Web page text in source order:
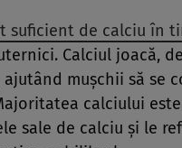
suficient de calciu în
Calciul joacă,
ajutând mușchii să se
calciului
sale de calciu și le